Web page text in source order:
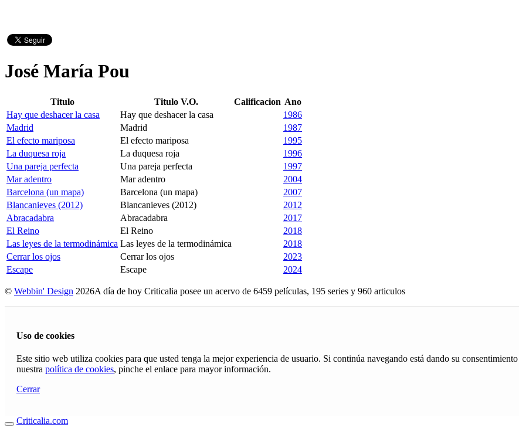
José María Pou
Titulo Titulo V.O. Calificacion Ano
Hay que deshacer la casa
Hay que deshacer la casa
1986
Madrid
Madrid
1987
El efecto mariposa
El efecto mariposa
1995
La duquesa roja
La duquesa roja
1996
Una pareja perfecta
Una pareja perfecta
1997
Mar adentro
Mar adentro
2004
Barcelona (un mapa)
Barcelona (un mapa)
2007
Blancanieves (2012)
Blancanieves (2012)
2012
Abracadabra
Abracadabra
2017
El Reino
El Reino
2018
Las leyes de la termodinámica Las leyes de la termodinámica
2018
Cerrar los ojos
Cerrar los ojos
2023
Escape
Escape 2024
© Webbin' Design 2026A día de hoy Criticalia posee un acervo de 6459 películas, 195 series y 960 articulos
Uso de cookies
Este sitio web utiliza cookies para que usted tenga la mejor experiencia de usuario. Si continúa navegando está dando su
nuestra política de cookies, pinche el enlace para mayor información.
Cerrar
Criticalia.com